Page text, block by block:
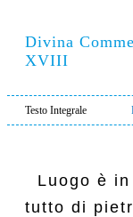
Divina
XVIII
Testo Integrale
Luogo è
tutto di